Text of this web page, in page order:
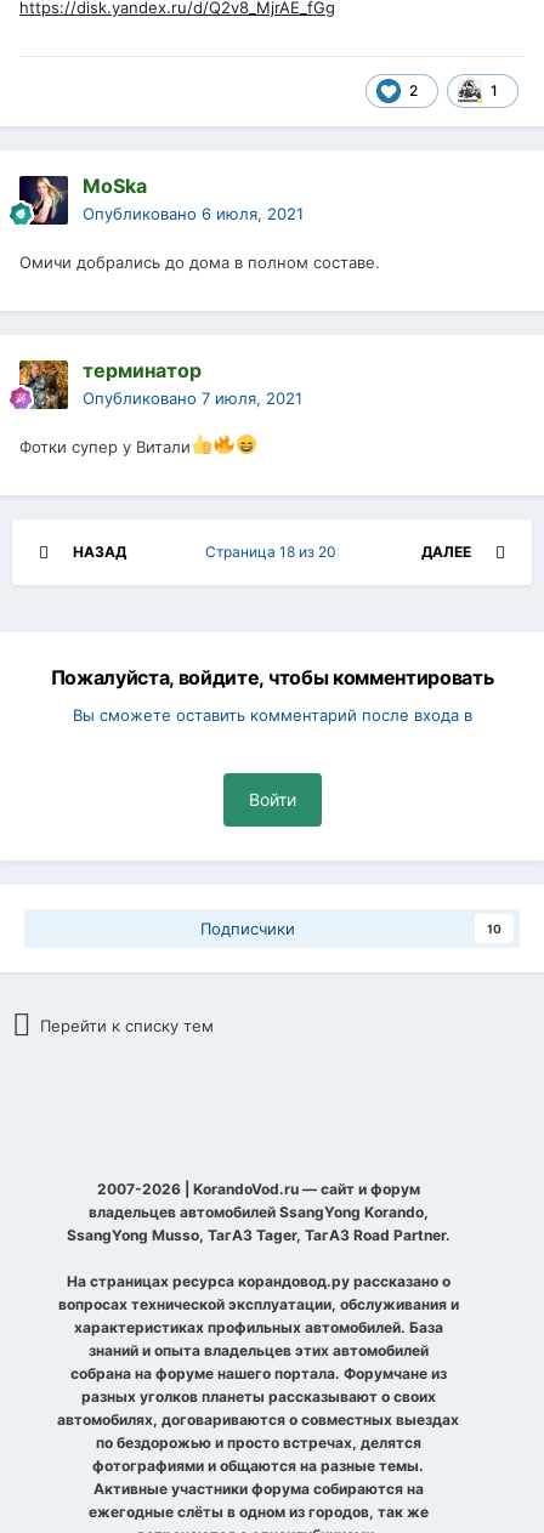
https://disk.yandex.ru/d/Q2v8_MjrAE_fGg
2 1
MoSka
Опубликовано 6 июля, 2021
Омичи добрались до дома в полном составе.
терминатор
Опубликовано 7 июля, 2021
Фотки супер у Витали
НАЗАД ДАЛЕЕ
Страница 18 из 20
Пожалуйста, войдите, чтобы комментировать
Вы сможете оставить комментарий после входа в
Войти
Подписчики 10
Перейти к списку тем
2007-2026 | KorandoVod.ru — сайт и форум
владельцев автомобилей SsangYong Korando,
SsangYong Musso, ТагАЗ Tager, ТагАЗ Road Partner.
На страницах ресурса корандовод.ру рассказано о
вопросах технической эксплуатации, обслуживания и
характеристиках профильных автомобилей. База
знаний и опыта владельцев этих автомобилей
собрана на форуме нашего портала. Форумчане из
разных уголков планеты рассказывают о своих
автомобилях, договариваются о совместных выездах
по бездорожью и просто встречах, делятся
фотографиями и общаются на разные темы.
Активные участники форума собираются на
ежегодные слёты в одном из городов, так же